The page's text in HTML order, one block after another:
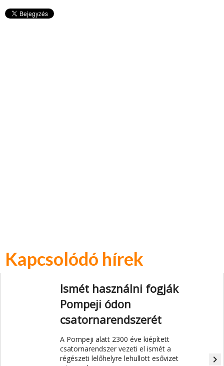
Kapcsolódó hírek
Ismét használni fogják
Pompeji ódon
csatornarendszerét
A Pompeji alatt 2300 éve kiépített
csatornarendszer vezeti el ismét a
régészeti lelőhelyre lehullott esővizet
navigate_next